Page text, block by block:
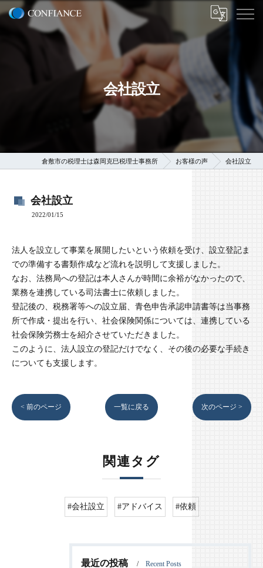
会社設立
倉敷市の税理士は森岡克巳税理士事務所 お客様の声 会社設立
会社設立
2022/01/15
法人を設立して事業を展開したいという依頼を受け、設立登記ま
での準備する書類作成など流れを説明して支援しました。
なお、法務局への登記は本人さんが時間に余裕がなかったので、
業務を連携している司法書士に依頼しました。
登記後の、税務署等への設立届、青色申告承認申請書等は当事務
所で作成・提出を行い、社会保険関係については、連携している
社会保険労務士を紹介させていただきました。
このように、法人設立の登記だけでなく、その後の必要な手続き
についても支援します。
< 前のページ 一覧に戻る 次のページ >
関連タグ
#会社設立 #アドバイス #依頼
最近の投稿 Recent Posts